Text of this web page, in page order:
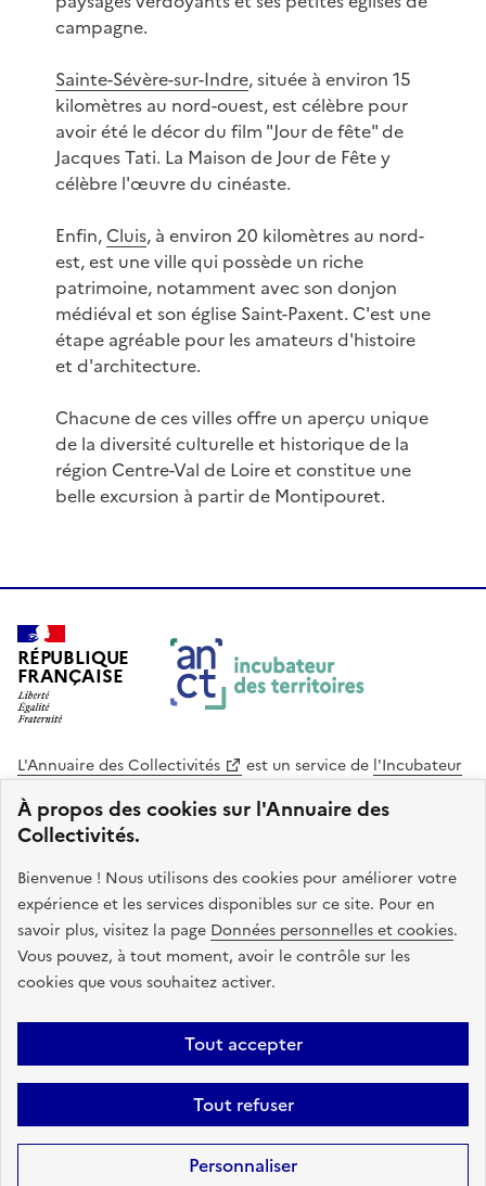
À propos des cookies sur l'Annuaire des
Collectivités.
Bienvenue ! Nous utilisons des cookies pour améliorer votre
expérience et les services disponibles sur ce site. Pour en
savoir plus, visitez la page Données personnelles et cookies.
Vous pouvez, à tout moment, avoir le contrôle sur les
cookies que vous souhaitez activer.
Tout accepter
Tout refuser
Personnaliser
campagne.
Sainte-Sévère-sur-Indre, située à environ 15
kilomètres au nord-ouest, est célèbre pour
avoir été le décor du film "Jour de fête" de
Jacques Tati. La Maison de Jour de Fête y
célèbre l'œuvre du cinéaste.
Enfin, Cluis, à environ 20 kilomètres au nord-
est, est une ville qui possède un riche
patrimoine, notamment avec son donjon
médiéval et son église Saint-Paxent. C'est une
étape agréable pour les amateurs d'histoire
et d'architecture.
Chacune de ces villes offre un aperçu unique
de la diversité culturelle et historique de la
région Centre-Val de Loire et constitue une
belle excursion à partir de Montipouret.
RÉPUBLIQUE
FRANÇAISE
L'Annuaire des Collectivités est un service de l'Incubateur
des Territoires
Cohésion des Territoires
. Le code source de ce site web
est disponible en licence libre. Le design de ce site est conçu
avec le système de design de l’État.
legifrance.gouv.fr
info.gouv.fr
service-public.gouv.fr
data.gouv.fr
Plan du site Accessibilite : non conforme
Mentions légales
Politique de confidentialité
Gestion des cookies FAQ
Kit de
Statistiques Code source
Sauf mention contraire, tous les contenus de ce site sont sous